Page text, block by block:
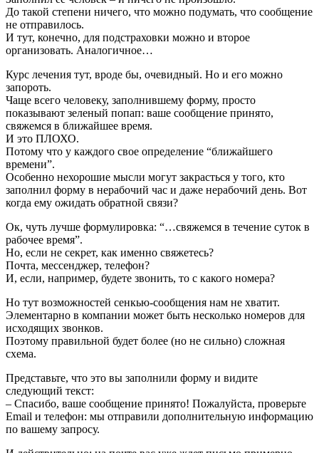
До такой степени ничего, что можно подумать, что сообщение
не отправилось.
И тут, конечно, для подстраховки можно и второе
организовать. Аналогичное…
Курс лечения тут, вроде бы, очевидный. Но и его можно
запороть.
Чаще всего человеку, заполнившему форму, просто
показывают зеленый попап: ваше сообщение принято,
свяжемся в ближайшее время.
И это ПЛОХО.
Потому что у каждого свое определение “ближайшего
времени”.
Особенно нехорошие мысли могут закрасться у того, кто
заполнил форму в нерабочий час и даже нерабочий день. Вот
когда ему ожидать обратной связи?
Ок, чуть лучше формулировка: “…свяжемся в течение суток в
рабочее время”.
Но, если не секрет, как именно свяжетесь?
Почта, мессенджер, телефон?
И, если, например, будете звонить, то с какого номера?
Но тут возможностей сенкью-сообщения нам не хватит.
Элементарно в компании может быть несколько номеров для
исходящих звонков.
Поэтому правильной будет более (но не сильно) сложная
схема.
Представьте, что это вы заполнили форму и видите
следующий текст:
– Спасибо, ваше сообщение принято! Пожалуйста, проверьте
Email и телефон: мы отправили дополнительную информацию
по вашему запросу.